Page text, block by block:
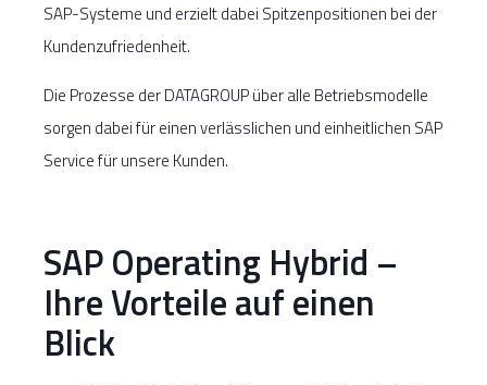
SAP-Systeme und erzielt dabei Spitzenpositionen bei der
Kundenzufriedenheit.
Die Prozesse der DATAGROUP über alle Betriebsmodelle
sorgen dabei für einen verlässlichen und einheitlichen SAP
Service für unsere Kunden.
SAP Operating Hybrid –
Ihre Vorteile auf einen
Blick